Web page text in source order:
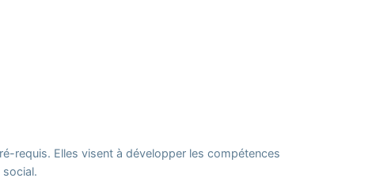
requis. Elles visent à développer les compétences